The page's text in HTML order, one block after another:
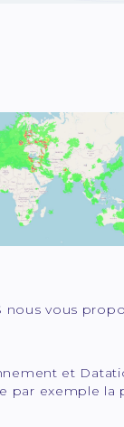
nous vous
et
exemple la